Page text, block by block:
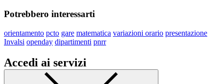
Potrebbero interessarti
orientamento pcto gare matematica variazioni orario presentazione
Invalsi openday dipartimenti pnrr
Accedi ai servizi